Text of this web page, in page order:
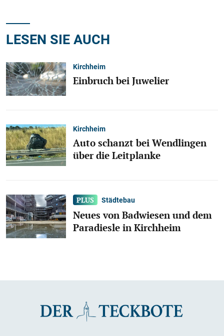
LESEN SIE AUCH
Kirchheim
Einbruch bei Juwelier
Kirchheim
Auto schanzt bei Wendlingen
über die Leitplanke
Städtebau
Neues von Badwiesen und dem
Paradiesle in Kirchheim